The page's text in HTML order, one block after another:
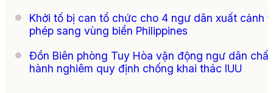
Khởi tố bị can tổ chức cho 4 ngư dân xuất cảnh
phép sang vùng biển Philippines
Đồn Biên phòng Tuy Hòa vận động ngư dân
hành nghiêm quy định chống khai thác IUU